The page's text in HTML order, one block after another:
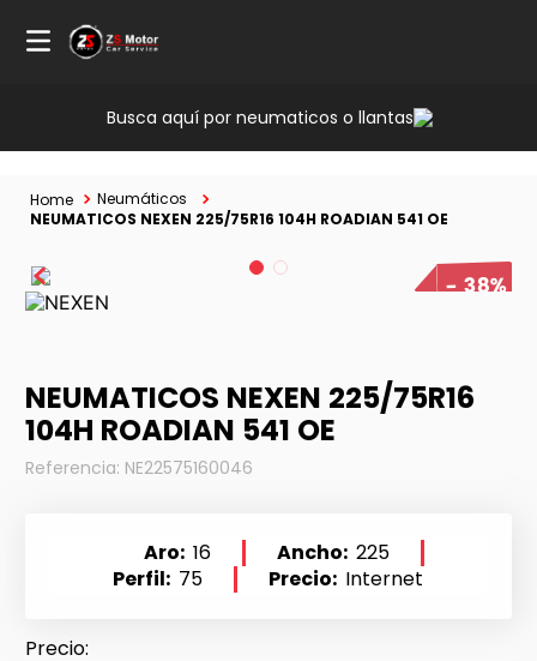
Busca aquí por neumaticos o llantas
Neumáticos
NEUMATICOS NEXEN 225/75R16 104H ROADIAN 541 OE
38%
NEUMATICOS NEXEN 225/75R16
104H ROADIAN 541 OE
Referencia: NE22575160046
Aro 16 Ancho 225
Perfil 75 Precio Internet